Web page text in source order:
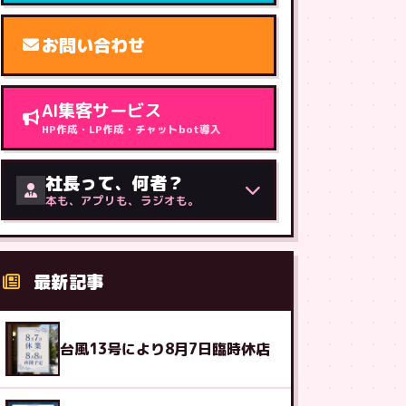
お問い合わせ
AI集客サービス
HP作成・LP作成・チャットbot導入
社長って、何者？
本も、アプリも、ラジオも。
最新記事
台風13号により8月7日臨時休店